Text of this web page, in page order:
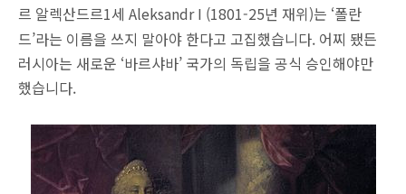
르 알렉산드르1세 Aleksandr I (1801-25년 재위)는 ‘폴란
드’라는 이름을 쓰지 말아야 한다고 고집했습니다. 어찌 됐든
러시아는 새로운 ‘바르샤바’ 국가의 독립을 공식 승인해야만
했습니다.